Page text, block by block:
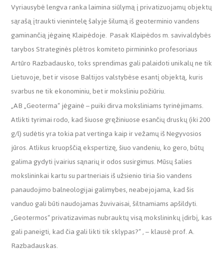
Vyriausybė lengva ranka laimina siūlymą į privatizuojamų objektų
sąrašą įtraukti vienintelę šalyje šilumą iš geoterminio vandens
gaminančią jėgainę Klaipėdoje. Pasak Klaipėdos m. savivaldybės
tarybos Strateginės plėtros komiteto pirmininko profesoriaus
Artūro Razbadausko, toks sprendimas gali palaidoti unikalų ne tik
Lietuvoje, bet ir visose Baltijos valstybėse esantį objektą, kuris
svarbus ne tik ekonominiu, bet ir moksliniu požiūriu.
„AB „Geoterma“ jėgainė – puiki dirva moksliniams tyrinėjimams.
Atlikti tyrimai rodo, kad šiuose gręžiniuose esančių druskų (iki 200
g/l) sudėtis yra tokia pat vertinga kaip ir vežamų iš Negyvosios
jūros. Atlikus kruopščią ekspertizę, šiuo vandeniu, ko gero, būtų
galima gydyti įvairius sąnarių ir odos susirgimus. Mūsų šalies
mokslininkai kartu su partneriais iš užsienio tiria šio vandens
panaudojimo balneologijai galimybes, neabejojama, kad šis
vanduo gali būti naudojamas žuvivaisai, šiltnamiams apšildyti.
„Geotermos“ privatizavimas nubrauktų visą mokslininkų įdirbį, kas
gali paneigti, kad čia gali likti tik sklypas?“ , – klausė prof. A.
Razbadauskas.